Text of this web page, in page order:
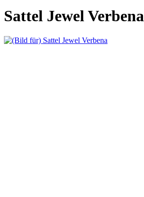
Sattel Jewel Verbena